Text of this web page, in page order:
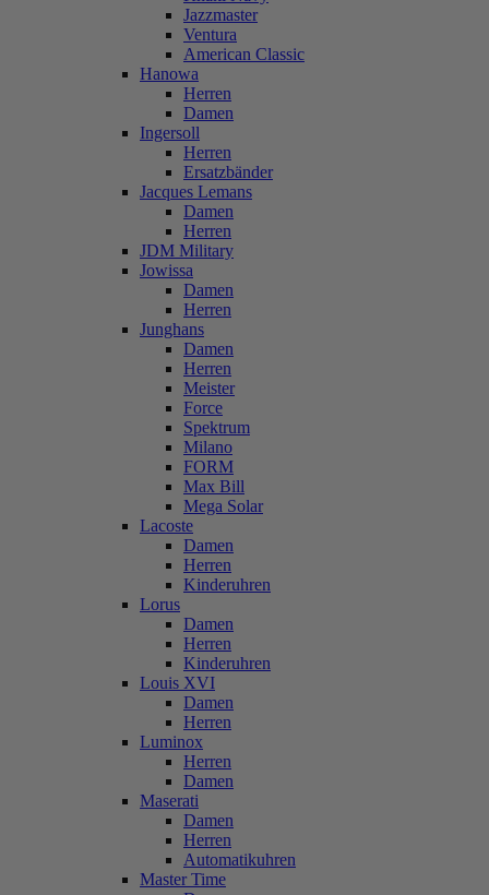
Jazzmaster
Ventura
American Classic
Hanowa
Herren
Damen
Ingersoll
Herren
Ersatzbänder
Jacques Lemans
Damen
Herren
JDM Military
Jowissa
Damen
Herren
Junghans
Damen
Herren
Meister
Force
Spektrum
Milano
FORM
Max Bill
Mega Solar
Lacoste
Damen
Herren
Kinderuhren
Lorus
Damen
Herren
Kinderuhren
Louis XVI
Damen
Herren
Luminox
Herren
Damen
Maserati
Damen
Herren
Automatikuhren
Master Time